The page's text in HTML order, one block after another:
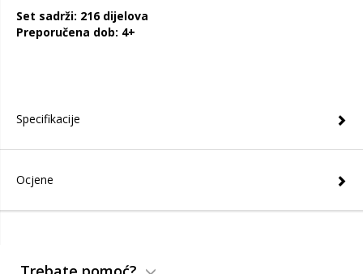
Set sadrži: 216 dijelova
Preporučena dob: 4+
Specifikacije
Ocjene